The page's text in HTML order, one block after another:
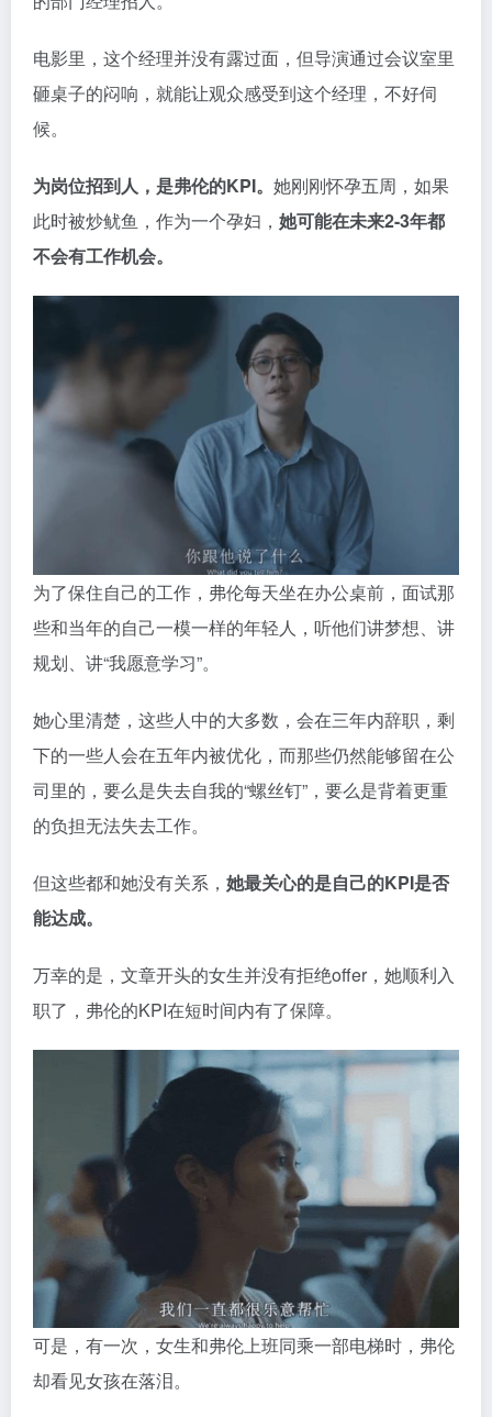
电影里，这个经理并没有露过面，但导演通过会议室里
砸桌子的闷响，就能让观众感受到这个经理，不好伺
候。
为岗位招到人，是弗伦的KPI。 她刚刚怀孕五周，如果
此时被炒鱿鱼，作为一个孕妇， 她可能在未来2-3年都
不会有工作机会。
为了保住自己的工作，弗伦每天坐在办公桌前，面试那
些和当年的自己一模一样的年轻人，听他们讲梦想、讲
规划、讲“我愿意学习”。
她心里清楚，这些人中的大多数，会在三年内辞职，剩
下的一些人会在五年内被优化，而那些仍然能够留在公
司里的，要么是失去自我的“螺丝钉”，要么是背着更重
的负担无法失去工作。
但这些都和她没有关系， 她最关心的是自己的KPI是否
能达成。
万幸的是，文章开头的女生并没有拒绝offer，她顺利入
职了，弗伦的KPI在短时间内有了保障。
可是，有一次，女生和弗伦上班同乘一部电梯时，弗伦
却看见女孩在落泪。